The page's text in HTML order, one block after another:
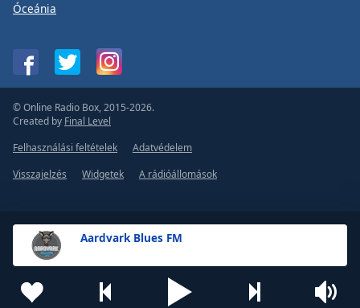
Aardvark Blues FM
Óceánia
© Online Radio Box, 2015-2026.
Created by Final Level
Felhasználási feltételek
Adatvédelem
Visszajelzés
Widgetek A rádióállomások